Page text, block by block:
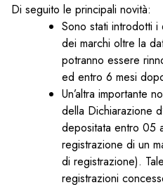
Di seguito le principali novità:
Sono stati introdotti
dei marchi oltre la
potranno essere
ed entro 6 mesi
Un’altra importante
della Dichiarazione
depositata entro 05
registrazione di un
di registrazione).
registrazioni